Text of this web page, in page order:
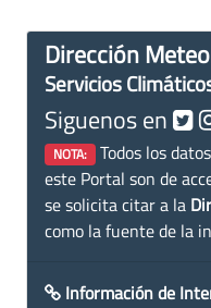
Dirección
Servicios
Siguenos en
NOTA: Todos los
este Portal son de
se solicita citar a la
como la fuente de la
Información de